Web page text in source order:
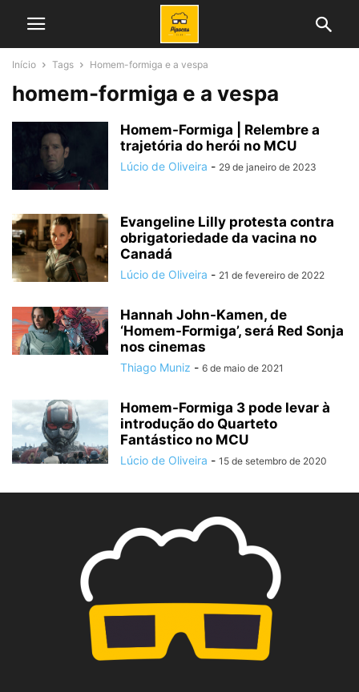
Início Tags Homem-formiga e a vespa
homem-formiga e a vespa
Homem-Formiga | Relembre a
trajetória do herói no MCU
Lúcio de Oliveira - 29 de janeiro de 2023
Evangeline Lilly protesta contra
obrigatoriedade da vacina no
Canadá
Lúcio de Oliveira - 21 de fevereiro de 2022
Hannah John-Kamen, de
‘Homem-Formiga’, será Red Sonja
nos cinemas
Thiago Muniz - 6 de maio de 2021
Homem-Formiga 3 pode levar à
introdução do Quarteto
Fantástico no MCU
Lúcio de Oliveira - 15 de setembro de 2020